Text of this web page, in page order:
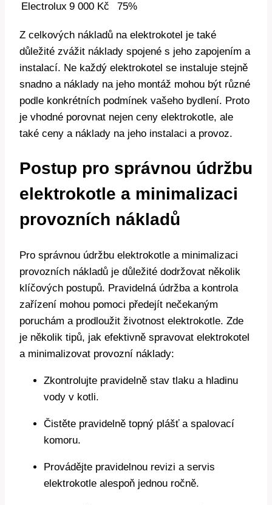
Electrolux 9 000 Kč 75%
Z celkových⁤ nákladů na elektrokotel je také
důležité ‌zvážit ‌náklady spojené s​ jeho zapojením a
instalací.⁣ Ne každý elektrokotel se instaluje stejně
snadno⁣ a⁤ náklady na jeho montáž mohou být různé
podle⁢ konkrétních podmínek vašeho bydlení. Proto
je vhodné ​porovnat nejen ceny elektrokotle, ale
také⁤ ceny a náklady na jeho instalaci ​a provoz.
Postup⁣ pro správnou ​údržbu
elektrokotle a⁤ minimalizaci
⁣provozních nákladů
Pro ⁤správnou údržbu elektrokotle​ a minimalizaci
provozních nákladů⁢ je⁢ důležité‍ dodržovat několik
klíčových postupů. Pravidelná údržba a‌ kontrola
zařízení⁣ mohou pomoci ‌předejít⁢ nečekaným
poruchám‌ a⁢ prodloužit‌ životnost‌ elektrokotle. Zde
je několik tipů, jak efektivně spravovat ‍elektrokotel
a ⁤minimalizovat⁤ provozní náklady:
Zkontrolujte pravidelně‌ stav tlaku a hladinu
vody v kotli.
Čistěte pravidelně topný plášť​ a spalovací‌
komoru.
Provádějte pravidelnou ⁤revizi a servis
elektrokotle alespoň‌ jednou ročně.